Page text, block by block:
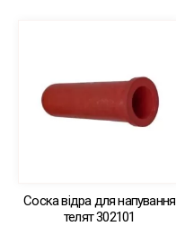
Соска відра для напування
телят 302101